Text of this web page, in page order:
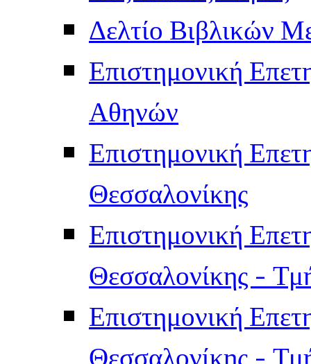
Δελτίο Βιβλικών
Επιστημονική
Αθηνών
Επιστημονική
Θεσσαλονίκης
Επιστημονική
Θεσσαλονίκης -
Επιστημονική